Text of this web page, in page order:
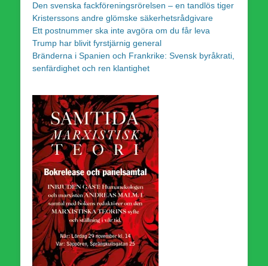
Den svenska fackföreningsrörelsen – en tandlös tiger
Kristerssons andre glömske säkerhetsrådgivare
Ett postnummer ska inte avgöra om du får leva
Trump har blivit fyrstjärnig general
Bränderna i Spanien och Frankrike: Svensk byråkrati,
senfärdighet och ren klantighet